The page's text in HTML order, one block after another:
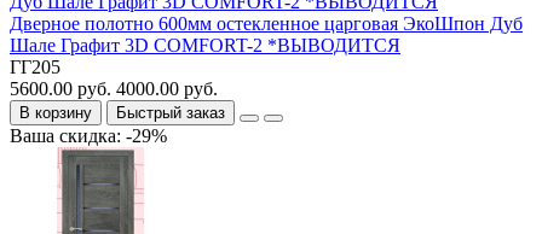
Дверное полотно 600мм остекленное царговая ЭкоШпон Дуб
Шале Графит 3D COMFORT-2 *ВЫВОДИТСЯ
ГГ205
5600.00 руб. 4000.00 руб.
В корзину Быстрый заказ
Ваша скидка: -29%